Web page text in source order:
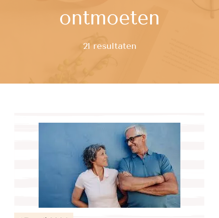
ontmoeten
21 resultaten